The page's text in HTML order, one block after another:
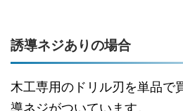
誘導ネジありの場合
木工専用のドリル刃を単品で
導ネジがついています。